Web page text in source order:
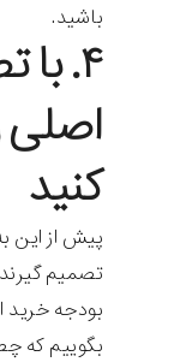
باشید.
۴.
اصلی
کنید
پیش از این
تصمیم
بودجه خرید
بگوییم که